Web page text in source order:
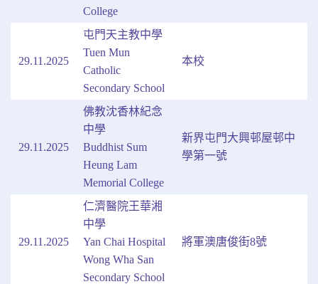
College
29.11.2025
屯門天主教中學
Tuen Mun
Catholic
Secondary School
本校
29.11.2025
佛教沈香林紀念
中學
Buddhist Sum
Heung Lam
Memorial College
新界屯門大興邨屋邨中
學第一號
29.11.2025
仁濟醫院王華湘
中學
Yan Chai Hospital
Wong Wha San
Secondary School
將軍澳唐俊街8號